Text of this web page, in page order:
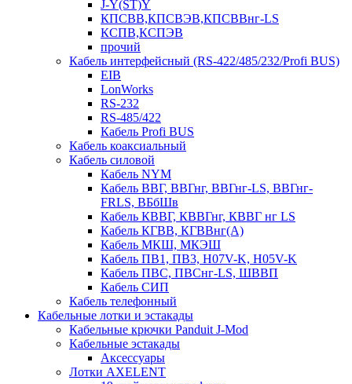
J-Y(ST)Y
КПСВВ,КПСВЭВ,КПСВВнг-LS
КСПВ,КСПЭВ
прочий
Кабель интерфейсный (RS-422/485/232/Profi BUS)
EIB
LonWorks
RS-232
RS-485/422
Кабель Profi BUS
Кабель коаксиальный
Кабель силовой
Кабель NYM
Кабель ВВГ, ВВГнг, ВВГнг-LS, ВВГнг-
FRLS, ВБбШв
Кабель КВВГ, КВВГнг, КВВГ нг LS
Кабель КГВВ, КГВВнг(А)
Кабель МКШ, МКЭШ
Кабель ПВ1, ПВ3, H07V-K, H05V-K
Кабель ПВС, ПВСнг-LS, ШВВП
Кабель СИП
Кабель телефонный
Кабельные лотки и эстакады
Кабельные крючки Panduit J-Mod
Кабельные эстакады
Аксессуары
Лотки AXELENT